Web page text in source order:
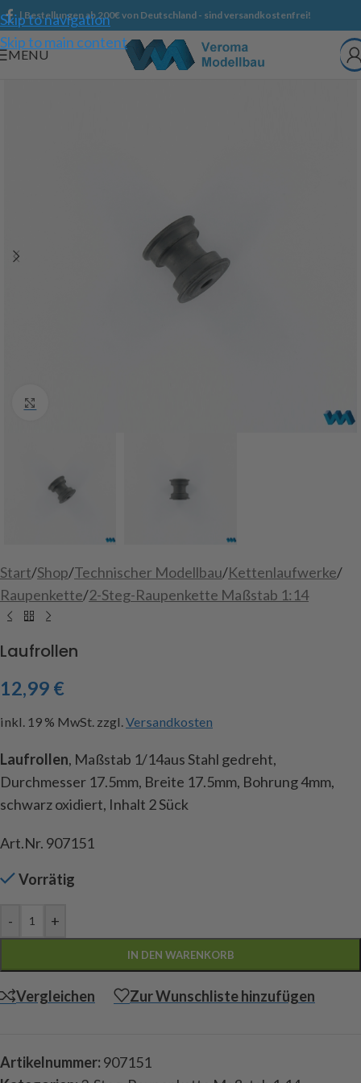
Skip to navigation
Skip to main content
| Bestellungen ab 200€ von Deutschland - sind versandkostenfrei!
MENU
Start/Shop/Technischer Modellbau/Kettenlaufwerke/
Raupenkette/2-Steg-Raupenkette Maßstab 1:14
Laufrollen
12,99 €
inkl. 19 % MwSt. zzgl.Versandkosten
Laufrollen, Maßstab 1/14aus Stahl gedreht,
Durchmesser 17.5mm, Breite 17.5mm, Bohrung 4mm,
schwarz oxidiert, Inhalt 2 Sück
Art.Nr. 907151
Vorrätig
- +
IN DEN WARENKORB
Vergleichen Zur Wunschliste hinzufügen
Artikelnummer: 907151